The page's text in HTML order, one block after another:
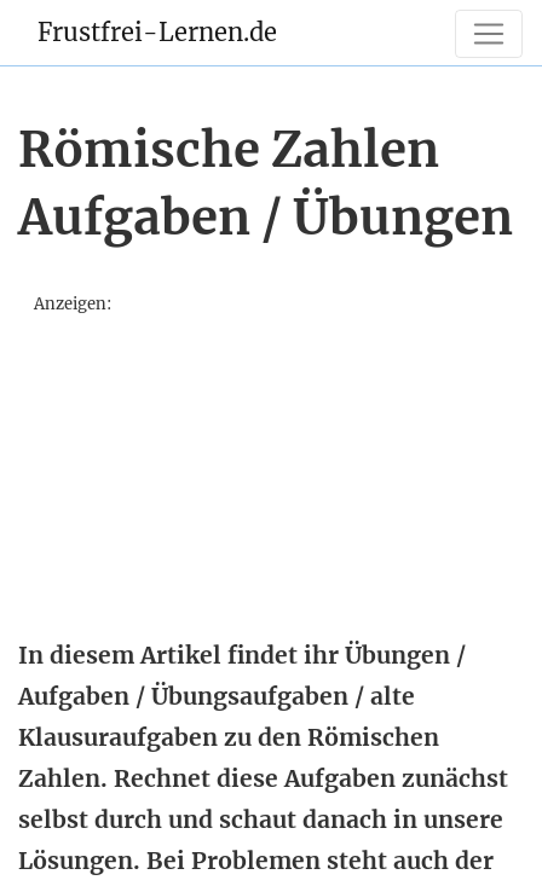
Frustfrei-Lernen.de
Römische Zahlen
Aufgaben / Übungen
Anzeigen:
In diesem Artikel findet ihr Übungen /
Aufgaben / Übungsaufgaben / alte
Klausuraufgaben zu den Römischen
Zahlen. Rechnet diese Aufgaben zunächst
selbst durch und schaut danach in unsere
Lösungen. Bei Problemen steht auch der